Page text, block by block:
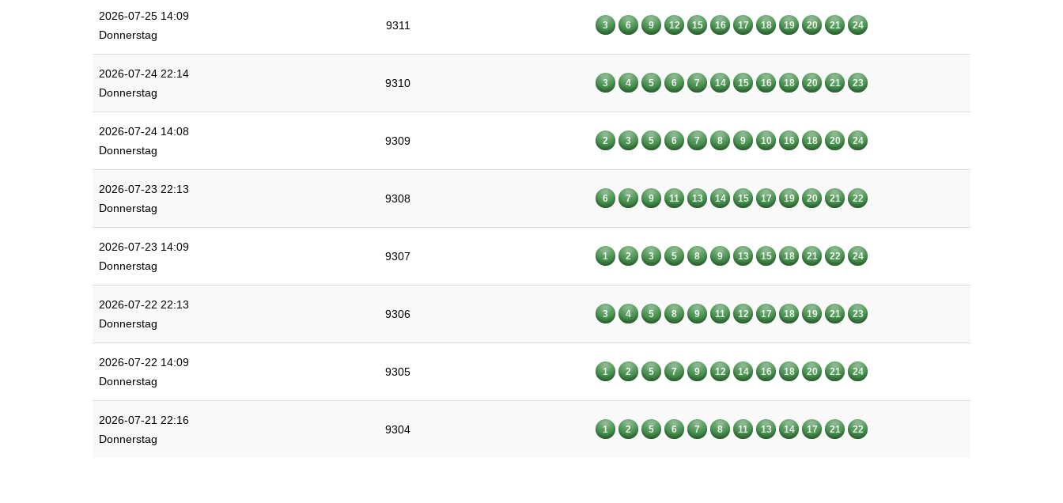
2026-07-25 14:09
Donnerstag
9311 3 6 9 12 15 16 17 18 19 20 21 24
2026-07-24 22:14
Donnerstag
9310 3 4 5 6 7 14 15 16 18 20 21 23
2026-07-24 14:08
Donnerstag
9309 2 3 5 6 7 8 9 10 16 18 20 24
2026-07-23 22:13
Donnerstag
9308 6 7 9 11 13 14 15 17 19 20 21 22
2026-07-23 14:09
Donnerstag
9307 1 2 3 5 8 9 13 15 18 21 22 24
2026-07-22 22:13
Donnerstag
9306 3 4 5 8 9 11 12 17 18 19 21 23
2026-07-22 14:09
Donnerstag
9305 1 2 5 7 9 12 14 16 18 20 21 24
2026-07-21 22:16
Donnerstag
9304 1 2 5 6 7 8 11 13 14 17 21 22